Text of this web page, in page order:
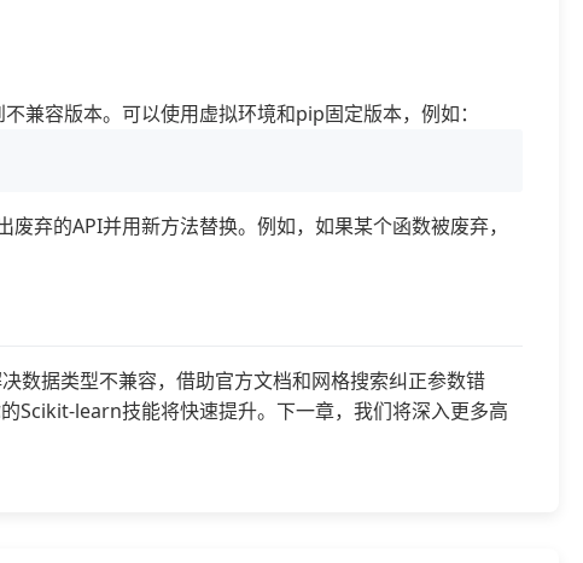
兼容版本。可以使用虚拟环境和pip固定版本，例如：
弃的API并用新方法替换。例如，如果某个函数被废弃，
数据类型不兼容，借助官方文档和网格搜索纠正参数错
Scikit-learn技能将快速提升。下一章，我们将深入更多高